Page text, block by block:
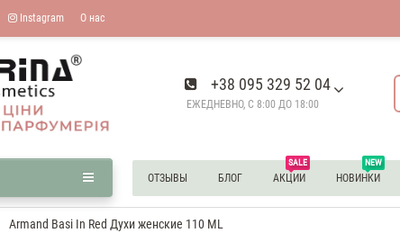
Instagram О нас
+38 095 329 52 04
ЕЖЕДНЕВНО, С 8:00 ДО 18:00
ОТЗЫВЫ БЛОГ
SALE
АКЦИИ
NEW
НОВИНКИ
Armand Basi In Red Духи женские 110 ML